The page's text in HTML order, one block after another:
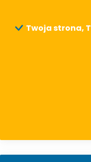
Twoja strona,